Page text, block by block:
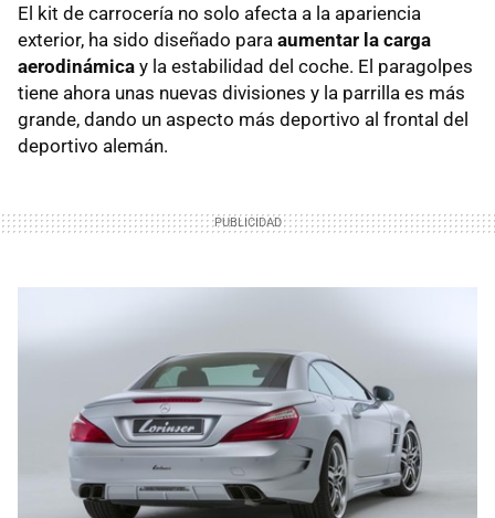
El kit de carrocería no solo afecta a la apariencia
exterior, ha sido diseñado para aumentar la carga
aerodinámica y la estabilidad del coche. El paragolpes
tiene ahora unas nuevas divisiones y la parrilla es más
grande, dando un aspecto más deportivo al frontal del
deportivo alemán.